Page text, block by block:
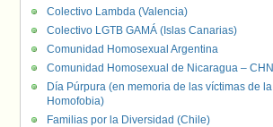
Colectivo Lambda (Valencia)
Colectivo LGTB GAMÁ (Islas Canarias)
Comunidad Homosexual Argentina
Comunidad Homosexual de Nicaragua – CHN
Día Púrpura (en memoria de las víctimas de la
Homofobia)
Familias por la Diversidad (Chile)